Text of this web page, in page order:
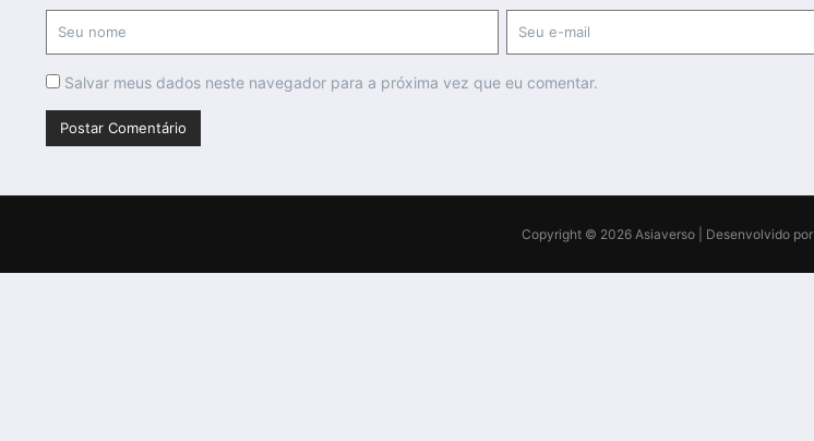
Salvar meus dados neste navegador para a próxima vez que eu comentar.
Copyright © 2026 Asiaverso | Desenvolvido por